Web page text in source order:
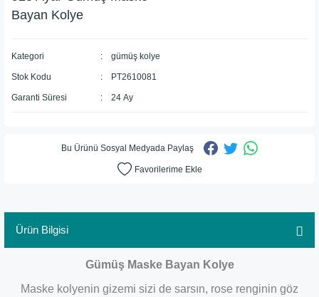
Bayan Kolye
Kategori gümüş kolye
Stok Kodu PT2610081
Garanti Süresi 24 Ay
Bu Ürünü Sosyal Medyada Paylaş
Ürün Bilgisi
Gümüş Maske Bayan Kolye
Maske kolyenin gizemi sizi de sarsın, rose renginin göz